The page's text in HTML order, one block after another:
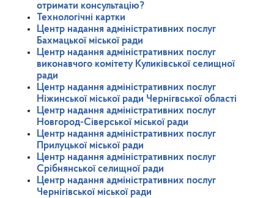
отримати консультацію?
Технологічні картки
Центр надання адміністративних послуг
Бахмацької міської ради
Центр надання адміністративних послуг
виконавчого комітету Куликівської селищної
ради
Центр надання адміністративних послуг
Ніжинської міської ради Чернігвської області
Центр надання адміністративних послуг
Новгород-Сіверської міської ради
Центр надання адміністративних послуг
Прилуцької міської ради
Центр надання адміністративних послуг
Срібнянської селищної ради
Центр надання адміністративних послуг
Чернігівської міської ради